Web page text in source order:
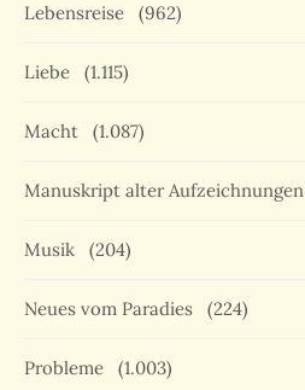
Lebensreise (962)
Liebe (1.115)
Macht (1.087)
Manuskript alter Aufzeichnungen
Musik (204)
Neues vom Paradies (224)
Probleme (1.003)